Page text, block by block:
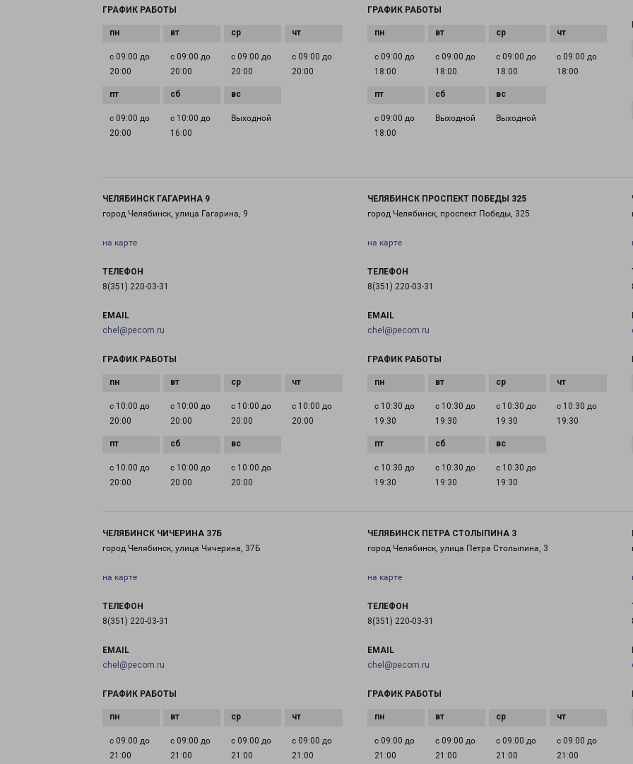
ГРАФИК РАБОТЫ
с 09:00 до
20:00
с 09:00 до
20:00
с 09:00 до
20:00
с 09:00 до
20:00
с 09:00 до
20:00
с 10:00 до
16:00
Выходной
ГРАФИК РАБОТЫ
с 09:00 до
18:00
с 09:00 до
18:00
с 09:00 до
18:00
с 09:00 до
18:00
с 09:00 до
18:00
Выходной Выходной
ЧЕЛЯБИНСК ГАГАРИНА 9
город Челябинск, улица Гагарина, 9
на карте
ТЕЛЕФОН
8(351) 220-03-31
EMAIL
chel@pecom.ru
ГРАФИК РАБОТЫ
с 10:00 до
20:00
с 10:00 до
20:00
с 10:00 до
20:00
с 10:00 до
20:00
с 10:00 до
20:00
с 10:00 до
20:00
с 10:00 до
20:00
ЧЕЛЯБИНСК ПРОСПЕКТ ПОБЕДЫ 325
город Челябинск, проспект Победы, 325
на карте
ТЕЛЕФОН
8(351) 220-03-31
EMAIL
chel@pecom.ru
ГРАФИК РАБОТЫ
с 10:30 до
19:30
с 10:30 до
19:30
с 10:30 до
19:30
с 10:30 до
19:30
с 10:30 до
19:30
с 10:30 до
19:30
с 10:30 до
19:30
ЧЕЛЯБИНСК ЧИЧЕРИНА 37Б
город Челябинск, улица Чичерина, 37Б
на карте
ТЕЛЕФОН
8(351) 220-03-31
EMAIL
chel@pecom.ru
ГРАФИК РАБОТЫ
с 09:00 до
21:00
с 09:00 до
21:00
с 09:00 до
21:00
с 09:00 до
21:00
ЧЕЛЯБИНСК ПЕТРА СТОЛЫПИНА 3
город Челябинск, улица Петра Столыпина, 3
на карте
ТЕЛЕФОН
8(351) 220-03-31
EMAIL
chel@pecom.ru
ГРАФИК РАБОТЫ
с 09:00 до
21:00
с 09:00 до
21:00
с 09:00 до
21:00
с 09:00 до
21:00